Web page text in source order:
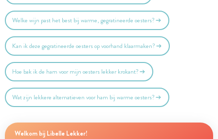
Welke wijn past het best bij warme, gegratineerde oesters?
Kan ik deze gegratineerde oesters op voorhand klaarmaken?
Hoe bak ik de ham voor mijn oesters lekker krokant?
Wat zijn lekkere alternatieven voor ham bij warme oesters?
Welkom bij Libelle Lekker!